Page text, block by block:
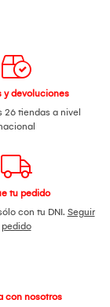
y devoluciones
26 tiendas a nivel
tu pedido
con tu DNI. Seguir
pedido
con nosotros